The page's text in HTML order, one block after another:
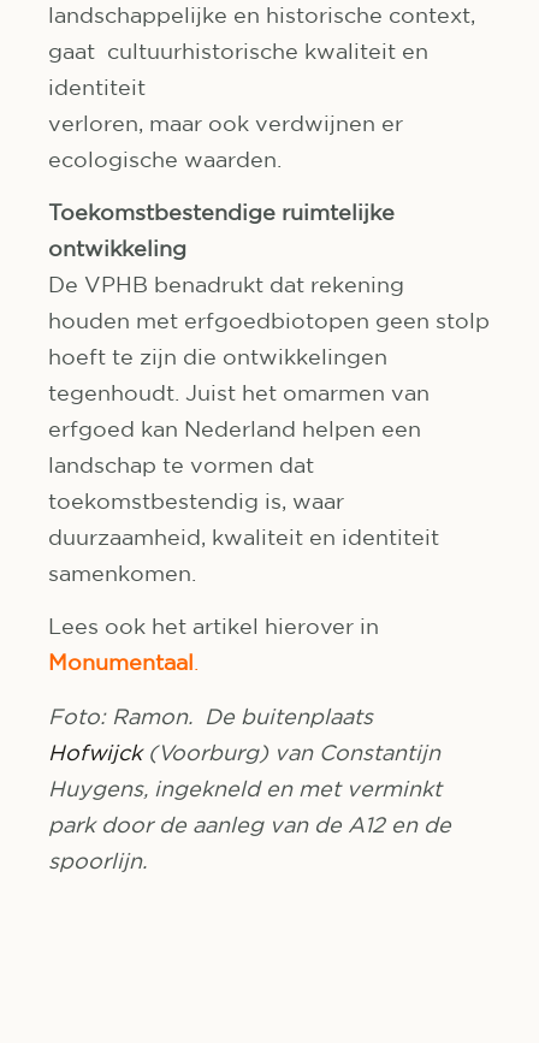
landschappelijke en historische context,
gaat cultuurhistorische kwaliteit en
identiteit
verloren, maar ook verdwijnen er
ecologische waarden.
Toekomstbestendige ruimtelijke
ontwikkeling
De VPHB benadrukt dat rekening
houden met erfgoedbiotopen geen stolp
hoeft te zijn die ontwikkelingen
tegenhoudt. Juist het omarmen van
erfgoed kan Nederland helpen een
landschap te vormen dat
toekomstbestendig is, waar
duurzaamheid, kwaliteit en identiteit
samenkomen.
Lees ook het artikel hierover in
Monumentaal
Foto: Ramon. De buitenplaats
Hofwijck(Voorburg) van Constantijn
Huygens, ingekneld en met verminkt
park door de aanleg van de A12 en de
spoorlijn.